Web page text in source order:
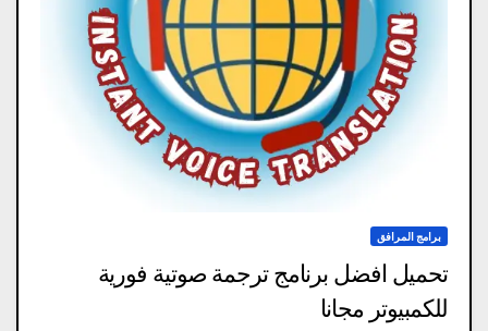
برامج المرافق
تحميل افضل برنامج ترجمة صوتية فورية
للكمبيوتر مجانا